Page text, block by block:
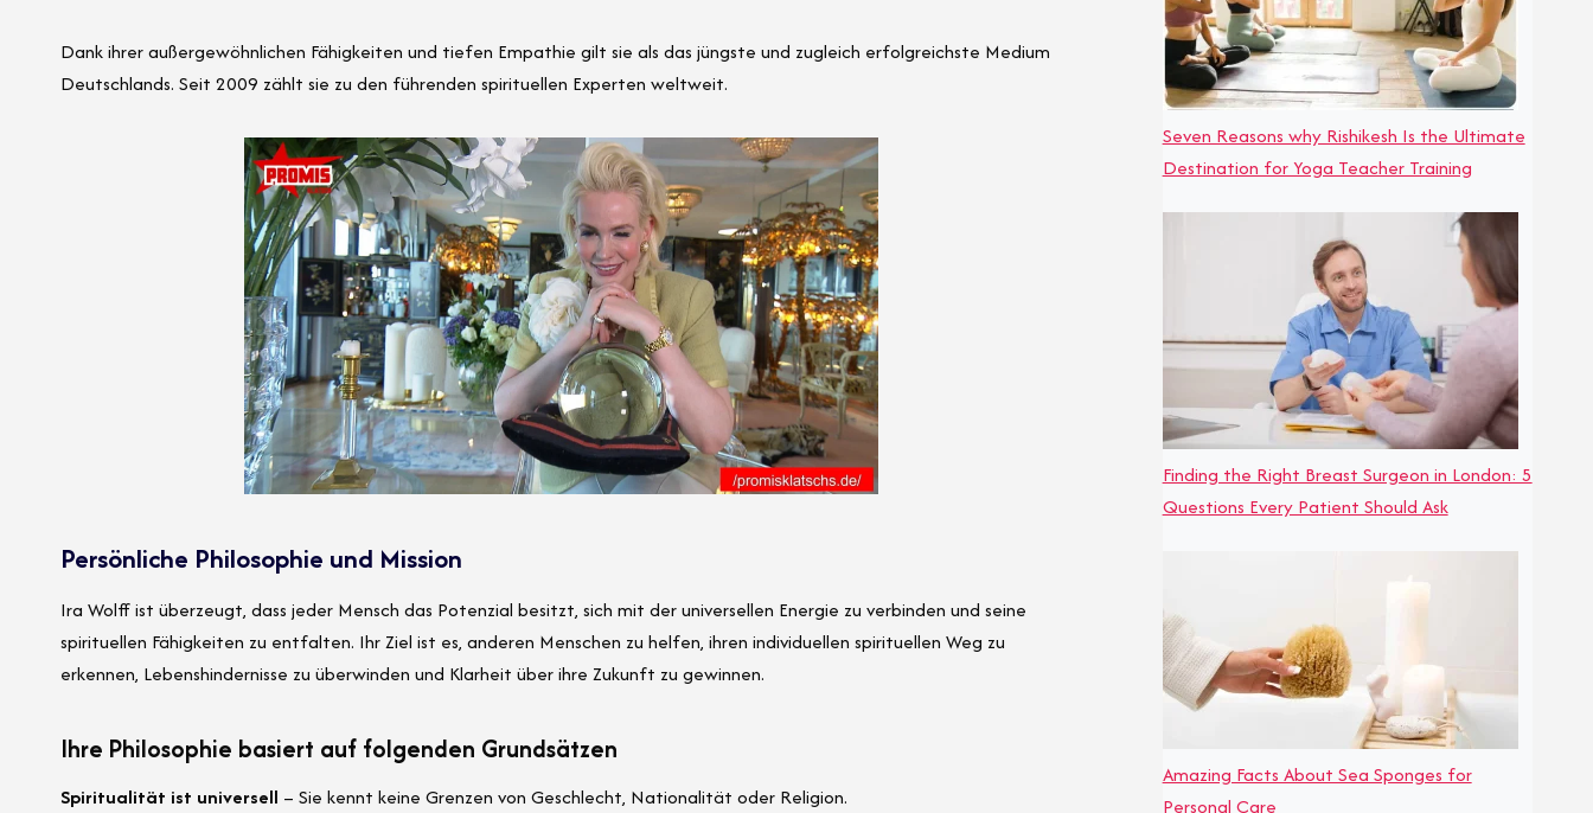
Dank ihrer außergewöhnlichen Fähigkeiten und tiefen Empathie gilt sie als das jüngste und zugleich erfolgreichste Medium
Deutschlands. Seit 2009 zählt sie zu den führenden spirituellen Experten weltweit.
Persönliche Philosophie und Mission
Ira Wolff ist überzeugt, dass jeder Mensch das Potenzial besitzt, sich mit der universellen Energie zu verbinden und seine
spirituellen Fähigkeiten zu entfalten. Ihr Ziel ist es, anderen Menschen zu helfen, ihren individuellen spirituellen Weg zu
erkennen, Lebenshindernisse zu überwinden und Klarheit über ihre Zukunft zu gewinnen.
Ihre Philosophie basiert auf folgenden Grundsätzen
Spiritualität ist universell – Sie kennt keine Grenzen von Geschlecht, Nationalität oder Religion.
Seven Reasons why Rishikesh Is the Ultimate
Destination for Yoga Teacher Training
Finding the Right Breast Surgeon in London: 5
Questions Every Patient Should Ask
Amazing Facts About Sea Sponges for
Personal Care